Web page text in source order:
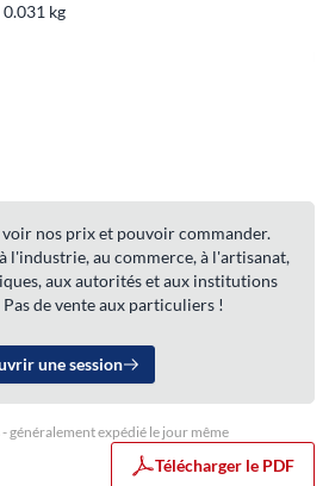
0.031 kg
nos prix et pouvoir commander.
l'industrie, au commerce, à l'artisanat,
aux autorités et aux institutions
de vente aux particuliers !
une session
généralement expédié le jour même
Télécharger le PDF